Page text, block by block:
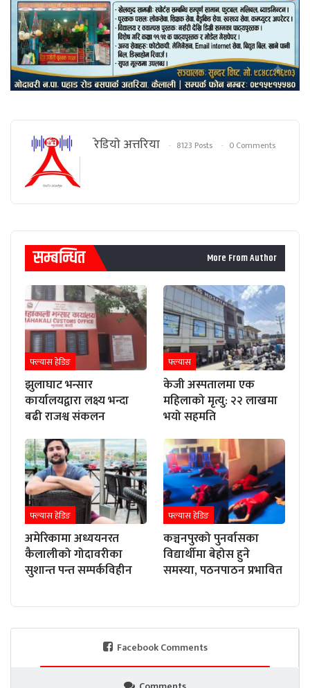
रेडियाे अत्तरिया 8123 Posts 0 Comments
सम्बन्धित More From Author
फ्ल्यास हेडिङ
झुलाघाट भन्सार
कार्यालयद्वारा लक्ष्य भन्दा
बढी राजश्व संकलन
फ्ल्यास
केजी अस्पतालमा एक
महिलाको मृत्यु: २२ लाखमा
भयो सहमति
फ्ल्यास हेडिङ
अमेरिकामा अध्ययनरत
कैलालीको गोदावरीका
सुशान्त पन्त सम्पर्कविहीन
फ्ल्यास हेडिङ
कञ्चनपुरको पुनर्वासका
विद्यार्थीमा बेहोस हुने
समस्या, पठनपाठन प्रभावित
Facebook Comments